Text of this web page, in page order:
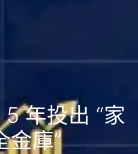
年投出 “家
金庫”